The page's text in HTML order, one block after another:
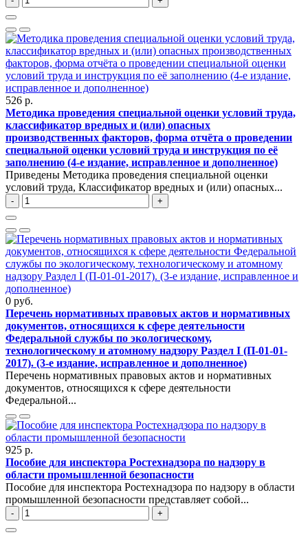
526 р.
Методика проведения специальной оценки условий труда,
классификатор вредных и (или) опасных
производственных факторов, форма отчёта о проведении
специальной оценки условий труда и инструкция по её
заполнению (4-е издание, исправленное и дополненное)
Приведены Методика проведения специальной оценки
условий труда, Классификатор вредных и (или) опасных...
- +
0 руб.
Перечень нормативных правовых актов и нормативных
документов, относящихся к сфере деятельности
Федеральной службы по экологическому,
технологическому и атомному надзору Раздел I (П-01-01-
2017). (3-е издание, исправленное и дополненное)
Перечень нормативных правовых актов и нормативных
документов, относящихся к сфере деятельности
Федеральной...
925 р.
Пособие для инспектора Ростехнадзора по надзору в
области промышленной безопасности
Пособие для инспектора Ростехнадзора по надзору в области
промышленной безопасности представляет собой...
- +